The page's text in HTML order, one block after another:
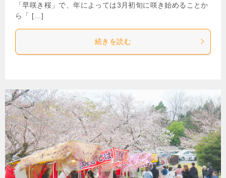
「早咲き桜」で、年によっては3月初旬に咲き始めることか
ら「 […]
続きを読む